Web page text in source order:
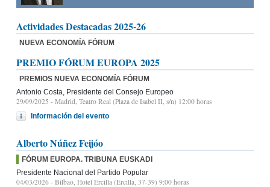
Actividades Destacadas 2025-26
NUEVA ECONOMÍA FÓRUM
PREMIO FÓRUM EUROPA 2025
PREMIOS NUEVA ECONOMÍA FÓRUM
Antonio Costa, Presidente del Consejo Europeo
29/09/2025 - Madrid, Teatro Real (Plaza de Isabel II, s/n) 12:00 horas
Información del evento
Alberto Núñez Feijóo
FÓRUM EUROPA. TRIBUNA EUSKADI
Presidente Nacional del Partido Popular
04/03/2026 - Bilbao, Hotel Ercilla (Ercilla, 37-39) 9:00 horas